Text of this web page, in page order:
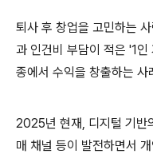
퇴사 후 창업을 고민하는
과 인건비 부담이 적은 '1
종에서 수익을 창출하는
2025년 현재, 디지털 기반
매 채널 등이 발전하면서